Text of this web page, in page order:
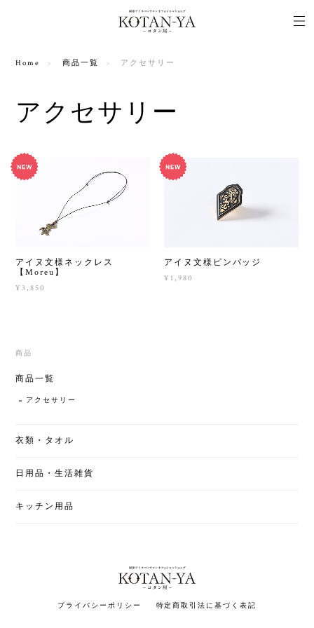
Home 商品一覧 アクセサリー
アクセサリー
アイヌ文様ネックレス
【Moreu】
¥3,850
アイヌ文様ピンバッジ
¥1,980
商品
商品一覧
アクセサリー
衣類・タオル
日用品・生活雑貨
キッチン用品
プライバシーポリシー 特定商取引法に基づく表記